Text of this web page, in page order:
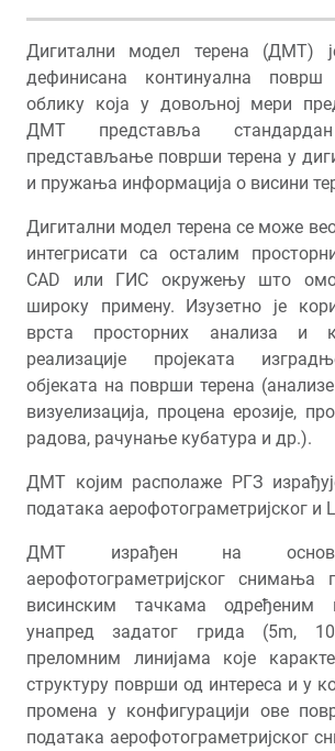
Дигитални модел терена (ДМТ)
дефинисана континуална
облику која у довољној мери
ДМТ представља
представљање површи терена у
и пружања информација о висини
Дигитални модел терена се може
интегрисати са осталим
CAD или ГИС окружењу што
широку примену. Изузетно је
врста просторних анализа и
реализације пројеката
објеката на површи терена
визуелизација, процена ерозије,
радова, рачунање кубатура и др.).
ДМТ којим располаже РГЗ
података аерофотограметријског и
ДМТ израђен на
аерофотограметријског снимања
висинским тачкама одређеним
унапред задатог грида (5m,
преломним линијама које
структуру површи од интереса и у
промена у конфигурацији ове
података аерофотограметријског